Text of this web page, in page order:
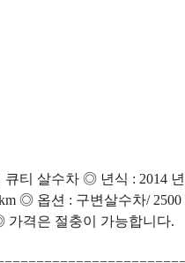
티 살수차 ◎ 년식 : 2014 년
◎ 옵션 : 구변살수차/ 2500
격은 절충이 가능합니다.